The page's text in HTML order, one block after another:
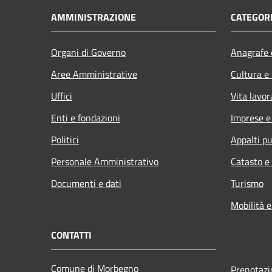
AMMINISTRAZIONE
Organi di Governo
Aree Amministrative
Uffici
Enti e fondazioni
Politici
Personale Amministrativo
Documenti e dati
Cultura
Vita
Imprese
Appalti
Catasto
Turismo
Mobilità
CONTATTI
Comune di Morbegno